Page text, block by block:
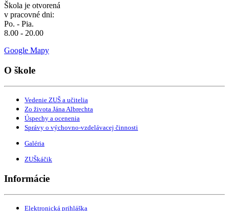
Škola je otvorená
v pracovné dni:
Po. - Pia.
8.00 - 20.00
Google Mapy
O škole
Vedenie ZUŠ a učitelia
Zo života Jána Albrechta
Úspechy a ocenenia
Správy o výchovno-vzdelávacej činnosti
Galéria
ZUŠkáčik
Informácie
Elektronická prihláška